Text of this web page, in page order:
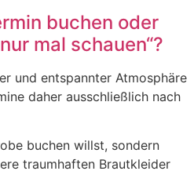
buchen oder
mal schauen“?
und entspannter Atmosphäre
daher ausschließlich nach
buchen willst, sondern
traumhaften Brautkleider